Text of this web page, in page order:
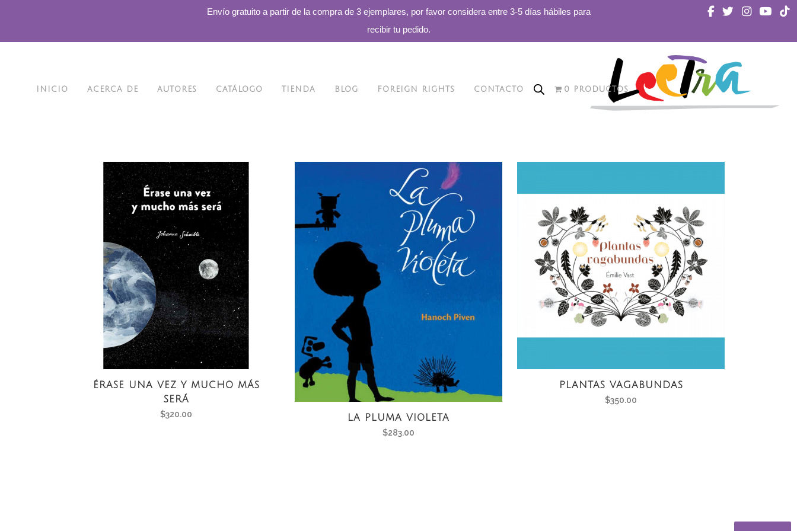
Envío gratuito a partir de la compra de 3 ejemplares, por favor considera entre 3-5 días hábiles para
recibir tu pedido.
INICIO ACERCA DE AUTORES CATÁLOGO TIENDA BLOG FOREIGN RIGHTS CONTACTO 0 PRODUCTOS
ÉRASE UNA VEZ Y MUCHO MÁS
SERÁ
$320.00 LA PLUMA VIOLETA
$283.00
PLANTAS VAGABUNDAS
$350.00